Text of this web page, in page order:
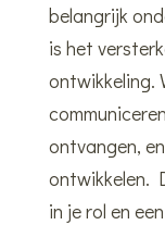
belangrijk
is het
ontwikkeling.
ontvangen,
ontwikkelen.
in je rol en